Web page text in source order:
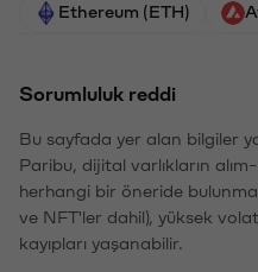
Ethereum (ETH)
Sorumluluk reddi
Bu sayfada yer alan bilgiler
Paribu, dijital varlıkların
herhangi bir öneride
ve NFT'ler dahil), yüksek
kayıpları yaşanabilir.